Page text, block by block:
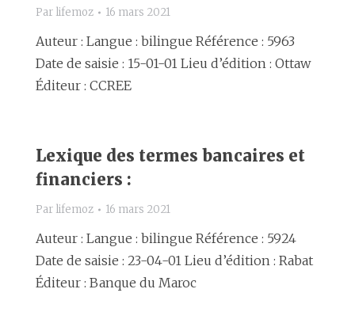
Par lifemoz 16 mars 2021
Auteur : Langue : bilingue Référence : 5963
Date de saisie : 15-01-01 Lieu d’édition : Ottaw
Éditeur : CCREE
Lexique des termes bancaires et
financiers :
Par lifemoz 16 mars 2021
Auteur : Langue : bilingue Référence : 5924
Date de saisie : 23-04-01 Lieu d’édition : Rabat
Éditeur : Banque du Maroc